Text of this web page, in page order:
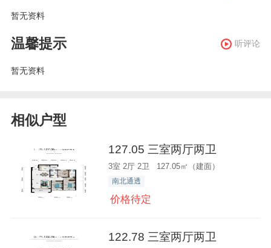
暂无资料
温馨提示 听评论
暂无资料
相似户型
127.05 三室两厅两卫
3室 2厅 2卫 127.05㎡（建面）
南北通透
价格待定
122.78 三室两厅两卫